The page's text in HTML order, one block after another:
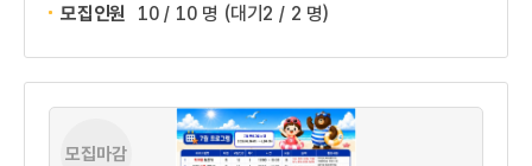
모집인원
10 / 10 명 (대기2 / 2 명)
모집마감